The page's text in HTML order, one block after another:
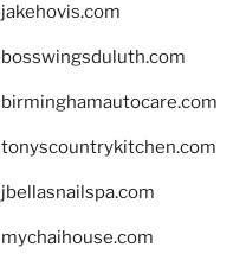
jakehovis.com
bosswingsduluth.com
birminghamautocare.com
tonyscountrykitchen.com
jbellasnailspa.com
mychaihouse.com